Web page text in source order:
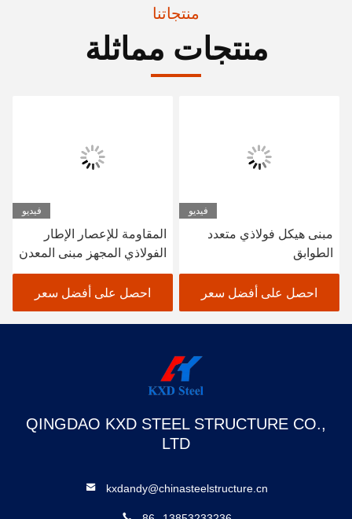
منتجاتنا
منتجات مماثلة
فيديو
مبنى هيكل فولاذي متعدد
الطوابق
احصل على أفضل سعر
فيديو
المقاومة للإعصار الإطار
الفولاذي المجهز مبنى المعدن
مستودع حظيرة مكتب
احصل على أفضل سعر
QINGDAO KXD STEEL STRUCTURE CO.,
LTD
kxdandy@chinasteelstructure.cn